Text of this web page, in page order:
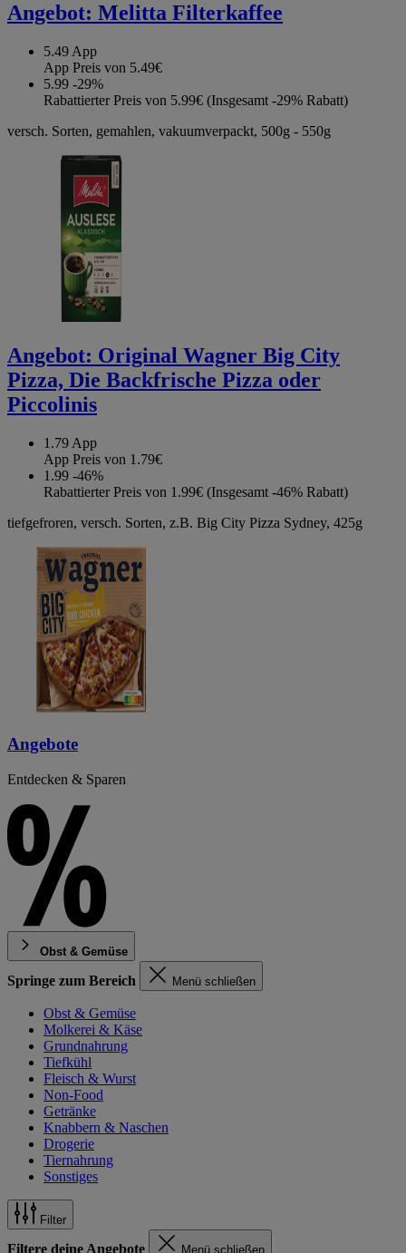
Angebot: Melitta Filterkaffee
5.49 App
App Preis von 5.49€
5.99 -29%
Rabattierter Preis von 5.99€ (Insgesamt -29% Rabatt)
versch. Sorten, gemahlen, vakuumverpackt, 500g - 550g
Angebot: Original Wagner Big City
Pizza, Die Backfrische Pizza oder
Piccolinis
1.79 App
App Preis von 1.79€
1.99 -46%
Rabattierter Preis von 1.99€ (Insgesamt -46% Rabatt)
tiefgefroren, versch. Sorten, z.B. Big City Pizza Sydney, 425g
Angebote
Entdecken & Sparen
Obst & Gemüse
Springe zum Bereich Menü schließen
Obst & Gemüse
Molkerei & Käse
Grundnahrung
Tiefkühl
Fleisch & Wurst
Non-Food
Getränke
Knabbern & Naschen
Drogerie
Tiernahrung
Sonstiges
Filter
Filtere deine Angebote Menü schließen